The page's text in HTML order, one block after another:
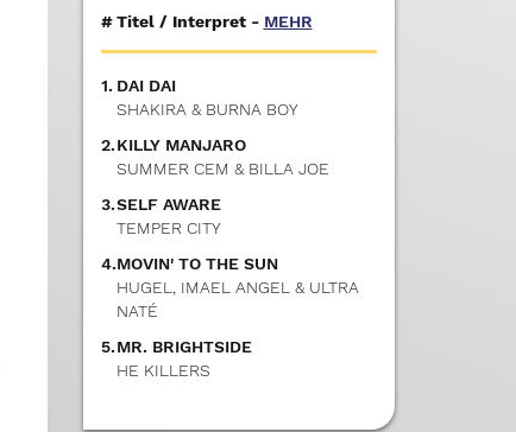
# Titel / Interpret - MEHR
1. DAI DAI
SHAKIRA & BURNA BOY
2.KILLY MANJARO
SUMMER CEM & BILLA JOE
3.SELF AWARE
TEMPER CITY
4.MOVIN' TO THE SUN
HUGEL, IMAEL ANGEL & ULTRA
NATÉ
5.MR. BRIGHTSIDE
HE KILLERS